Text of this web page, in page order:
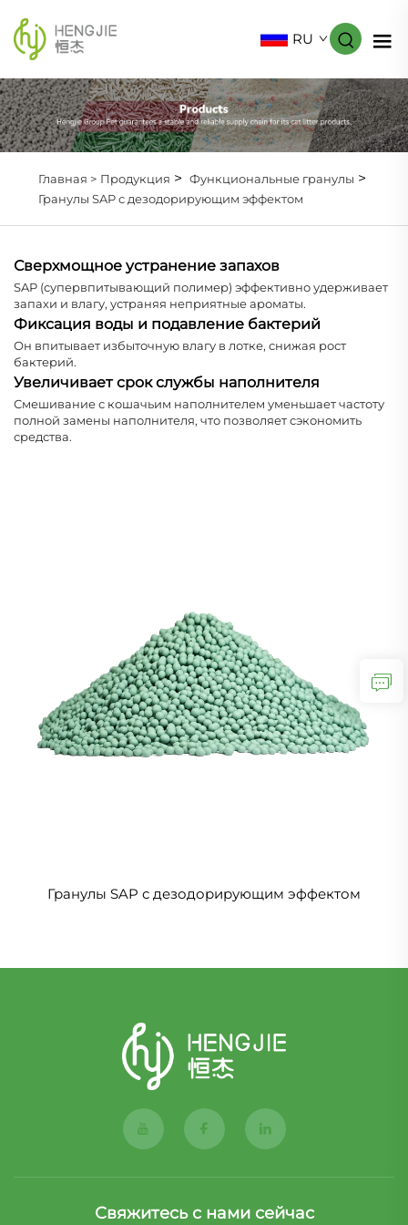
RU
Главная > Продукция > Функциональные гранулы >
Гранулы SAP с дезодорирующим эффектом
Сверхмощное устранение запахов
SAP (супервпитывающий полимер) эффективно удерживает
запахи и влагу, устраняя неприятные ароматы.
Фиксация воды и подавление бактерий
Он впитывает избыточную влагу в лотке, снижая рост
бактерий.
Увеличивает срок службы наполнителя
Смешивание с кошачьим наполнителем уменьшает частоту
полной замены наполнителя, что позволяет сэкономить
средства.
Гранулы SAP с дезодорирующим эффектом
Свяжитесь с нами сейчас